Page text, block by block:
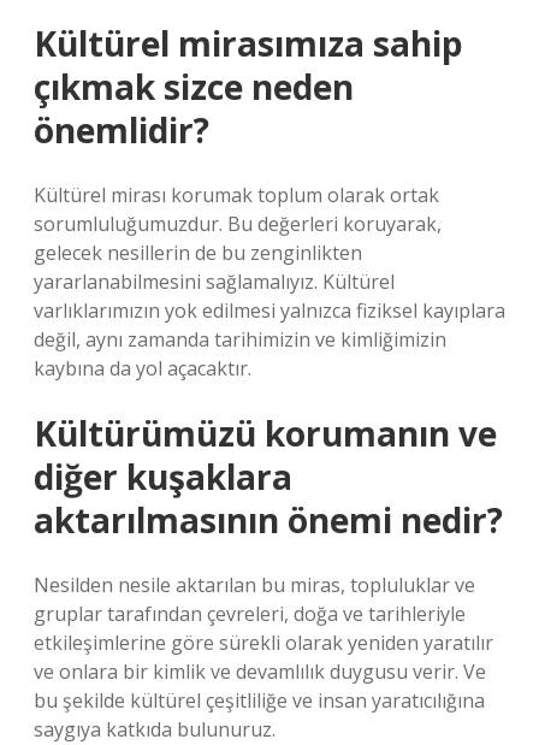
Kültürel mirasımıza sahip
çıkmak sizce neden
önemlidir?
Kültürel mirası korumak toplum olarak ortak
sorumluluğumuzdur. Bu değerleri koruyarak,
gelecek nesillerin de bu zenginlikten
yararlanabilmesini sağlamalıyız. Kültürel
varlıklarımızın yok edilmesi yalnızca fiziksel kayıplara
değil, aynı zamanda tarihimizin ve kimliğimizin
kaybına da yol açacaktır.
Kültürümüzü korumanın ve
diğer kuşaklara
aktarılmasının önemi nedir?
Nesilden nesile aktarılan bu miras, topluluklar ve
gruplar tarafından çevreleri, doğa ve tarihleriyle
etkileşimlerine göre sürekli olarak yeniden yaratılır
ve onlara bir kimlik ve devamlılık duygusu verir. Ve
bu şekilde kültürel çeşitliliğe ve insan yaratıcılığına
saygıya katkıda bulunuruz.